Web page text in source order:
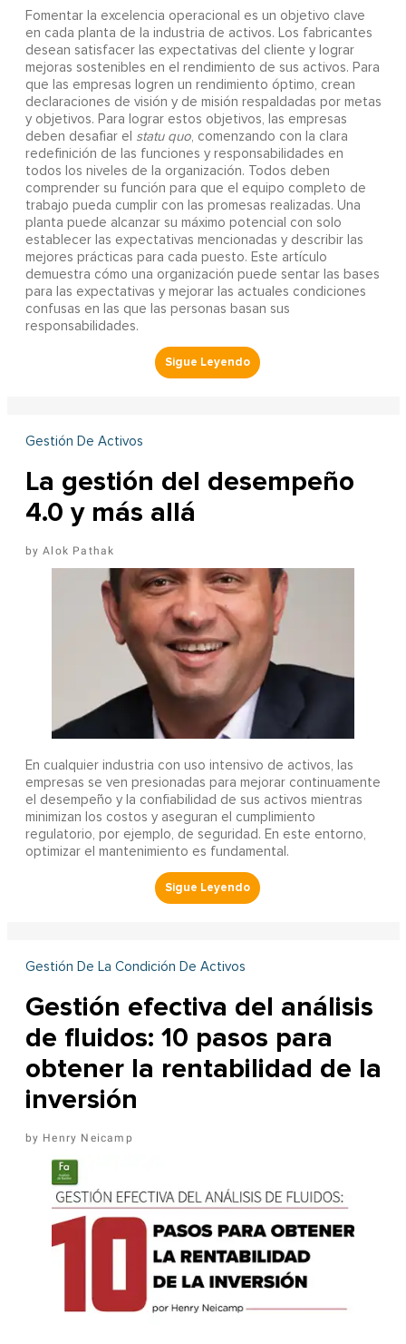
Fomentar la excelencia operacional es un objetivo clave
en cada planta de la industria de activos. Los fabricantes
desean satisfacer las expectativas del cliente y lograr
mejoras sostenibles en el rendimiento de sus activos. Para
que las empresas logren un rendimiento óptimo, crean
declaraciones de visión y de misión respaldadas por metas
y objetivos. Para lograr estos objetivos, las empresas
deben desafiar el statu quo, comenzando con la clara
redefinición de las funciones y responsabilidades en
todos los niveles de la organización. Todos deben
comprender su función para que el equipo completo de
trabajo pueda cumplir con las promesas realizadas. Una
planta puede alcanzar su máximo potencial con solo
establecer las expectativas mencionadas y describir las
mejores prácticas para cada puesto. Este artículo
demuestra cómo una organización puede sentar las bases
para las expectativas y mejorar las actuales condiciones
confusas en las que las personas basan sus
responsabilidades.
Gestión De Activos
La gestión del desempeño
4.0 y más allá
Alok Pathak
En cualquier industria con uso intensivo de activos, las
empresas se ven presionadas para mejorar continuamente
el desempeño y la confiabilidad de sus activos mientras
minimizan los costos y aseguran el cumplimiento
regulatorio, por ejemplo, de seguridad. En este entorno,
optimizar el mantenimiento es fundamental.
Gestión De La Condición De Activos
Gestión efectiva del análisis
de fluidos: 10 pasos para
obtener la rentabilidad de la
inversión
Henry Neicamp